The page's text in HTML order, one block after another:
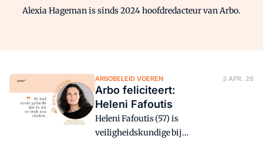
Alexia Hageman is sinds 2024 hoofdredacteur van Arbo.
ARBOBELEID VOEREN 3 APR. 26
Arbo feliciteert:
Heleni Fafoutis
Heleni Fafoutis (57) is
veiligheidskundige bij